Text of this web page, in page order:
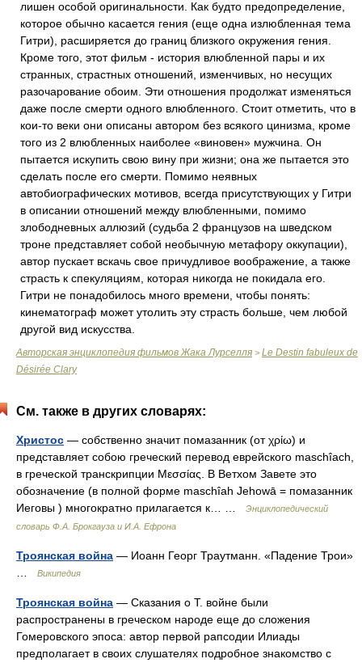
лишен особой оригинальности. Как будто предопределение,
которое обычно касается гения (еще одна излюбленная тема
Гитри), расширяется до границ близкого окружения гения.
Кроме того, этот фильм - история влюбленной пары и их
странных, страстных отношений, изменчивых, но несущих
разочарование обоим. Эти отношения продолжат изменяться
даже после смерти одного влюбленного. Стоит отметить, что в
кои-то веки они описаны автором без всякого цинизма, кроме
того из 2 влюбленных наиболее «виновен» мужчина. Он
пытается искупить свою вину при жизни; она же пытается это
сделать после его смерти. Помимо неявных
автобиографических мотивов, всегда присутствующих у Гитри
в описании отношений между влюбленными, помимо
злободневных аллюзий (судьба 2 французов на шведском
троне представляет собой необычную метафору оккупации),
автор пускает вскачь свое причудливое воображение, а также
страсть к спекуляциям, которая никогда не покидала его.
Гитри не понадобилось много времени, чтобы понять:
кинематограф может утолить эту страсть больше, чем любой
другой вид искусства.
Авторская энциклопедия фильмов Жака Лурселля > Le Destin fabuleux de
Désirée Clary
См. также в других словарях:
Христос — собственно значит помазанник (от χρίω) и
представляет собою греческий перевод еврейского maschîach,
в греческой транскрипции Μεσσίας. В Ветхом Завете это
обозначение (в полной форме maschîah Jehowā = помазанник
Иеговы ) многократно прилагается к… …
Энциклопедический
словарь Ф.А. Брокгауза и И.А. Ефрона
Троянская война — Иоанн Георг Траутманн. «Падение Трои»
Википедия
Троянская война — Сказания о Т. войне были
распространены в греческом народе еще до сложения
Гомеровского эпоса: автор первой рапсодии Илиады
предполагает в своих слушателях подробное знакомство с